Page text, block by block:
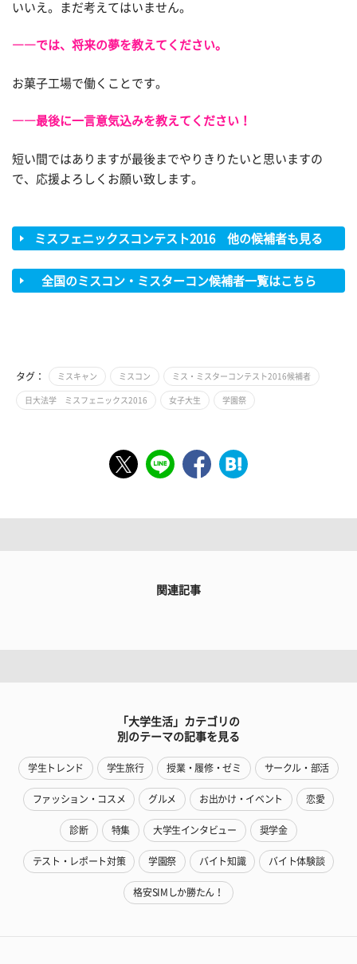
いいえ。まだ考えてはいません。
――では、将来の夢を教えてください。
お菓子工場で働くことです。
――最後に一言意気込みを教えてください！
短い間ではありますが最後までやりきりたいと思いますの
で、応援よろしくお願い致します。
ミスフェニックスコンテスト2016 他の候補者も見る
全国のミスコン・ミスターコン候補者一覧はこちら
タグ： ミスキャン ミスコン ミス・ミスターコンテスト2016候補者
日大法学 ミスフェニックス2016 女子大生 学園祭
関連記事
「大学生活」カテゴリの
別のテーマの記事を見る
学生トレンド 学生旅行 授業・履修・ゼミ サークル・部活
ファッション・コスメ グルメ お出かけ・イベント 恋愛
診断 特集 大学生インタビュー 奨学金
テスト・レポート対策 学園祭 バイト知識 バイト体験談
格安SIMしか勝たん！